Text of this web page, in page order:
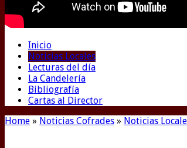
Inicio
Noticias Locales
Lecturas del día
La Candelería
Bibliografía
Cartas al Director
Home » Noticias Cofrades » Noticias